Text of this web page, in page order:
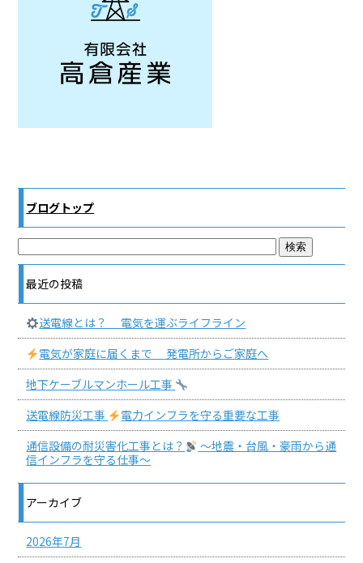
ブログトップ
最近の投稿
送電線とは？ 電気を運ぶライフライン
電気が家庭に届くまで 発電所からご家庭へ
地下ケーブルマンホール工事
送電線防災工事
電力インフラを守る重要な工事
通信設備の耐災害化工事とは？
〜地震・台風・豪雨から通
信インフラを守る仕事〜
アーカイブ
2026年7月